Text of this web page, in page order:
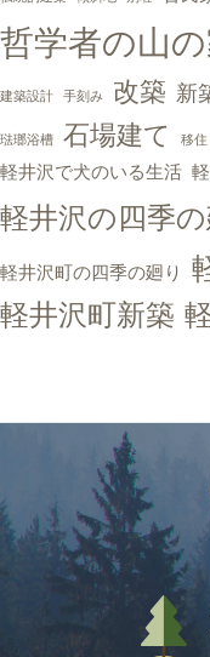
哲学者の山
建築設計 手刻み 改築 新
琺瑯浴槽 石場建て 移住
軽井沢で犬のいる生活
軽井沢の四季の
軽井沢町の四季の廻り
軽井沢町新築